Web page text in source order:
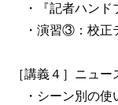
・『記者ハンド
・演習③：校正
［講義４］ニュ
・シーン別の使